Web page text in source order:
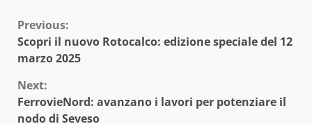
Continue
Reading
Previous:
Scopri il nuovo Rotocalco: edizione speciale del 12
marzo 2025
Next:
FerrovieNord: avanzano i lavori per potenziare il
nodo di Seveso